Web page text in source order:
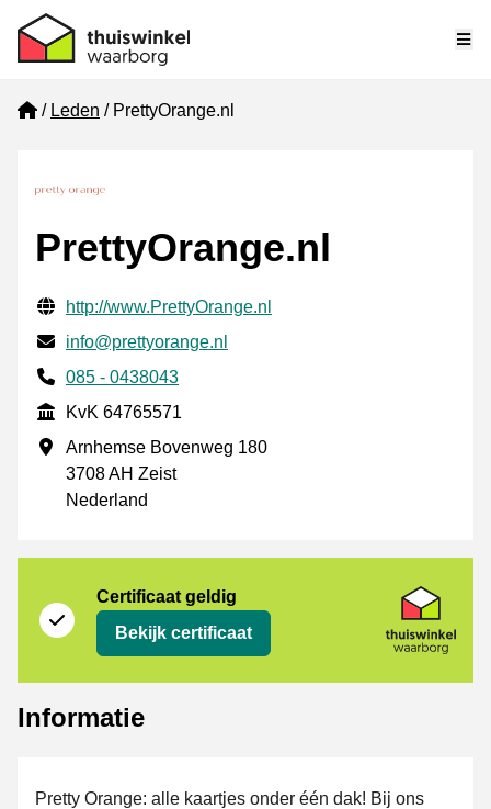
Home
Leden PrettyOrange.nl
PrettyOrange.nl
Gecontroleerde contactgegevens
Website URL
http://www.PrettyOrange.nl
E-mail
info@prettyorange.nl
Telefoonnummer
085 - 0438043
KvK
KvK 64765571
Vestigingsadres
Arnhemse Bovenweg 180
3708 AH Zeist
Nederland
Certificaat geldig
Bekijk certificaat
Informatie
Pretty Orange: alle kaartjes onder één dak! Bij ons